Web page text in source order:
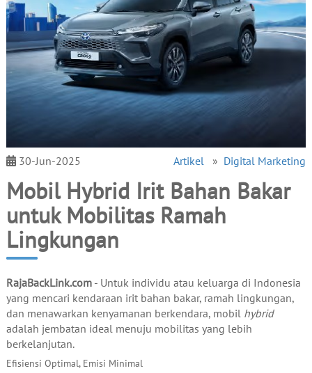
30-Jun-2025 Artikel » Digital Marketing
Mobil Hybrid Irit Bahan Bakar
untuk Mobilitas Ramah
Lingkungan
RajaBackLink.com- Untuk individu atau keluarga di Indonesia
yang mencari kendaraan irit bahan bakar, ramah lingkungan,
dan menawarkan kenyamanan berkendara, mobil hybrid
adalah jembatan ideal menuju mobilitas yang lebih
berkelanjutan.
Efisiensi Optimal, Emisi Minimal